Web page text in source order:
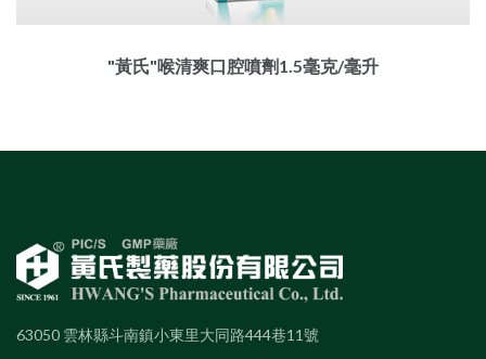
"黃氏"喉清爽口腔噴劑1.5毫克/毫升
63050 雲林縣斗南鎮小東里大同路444巷11號